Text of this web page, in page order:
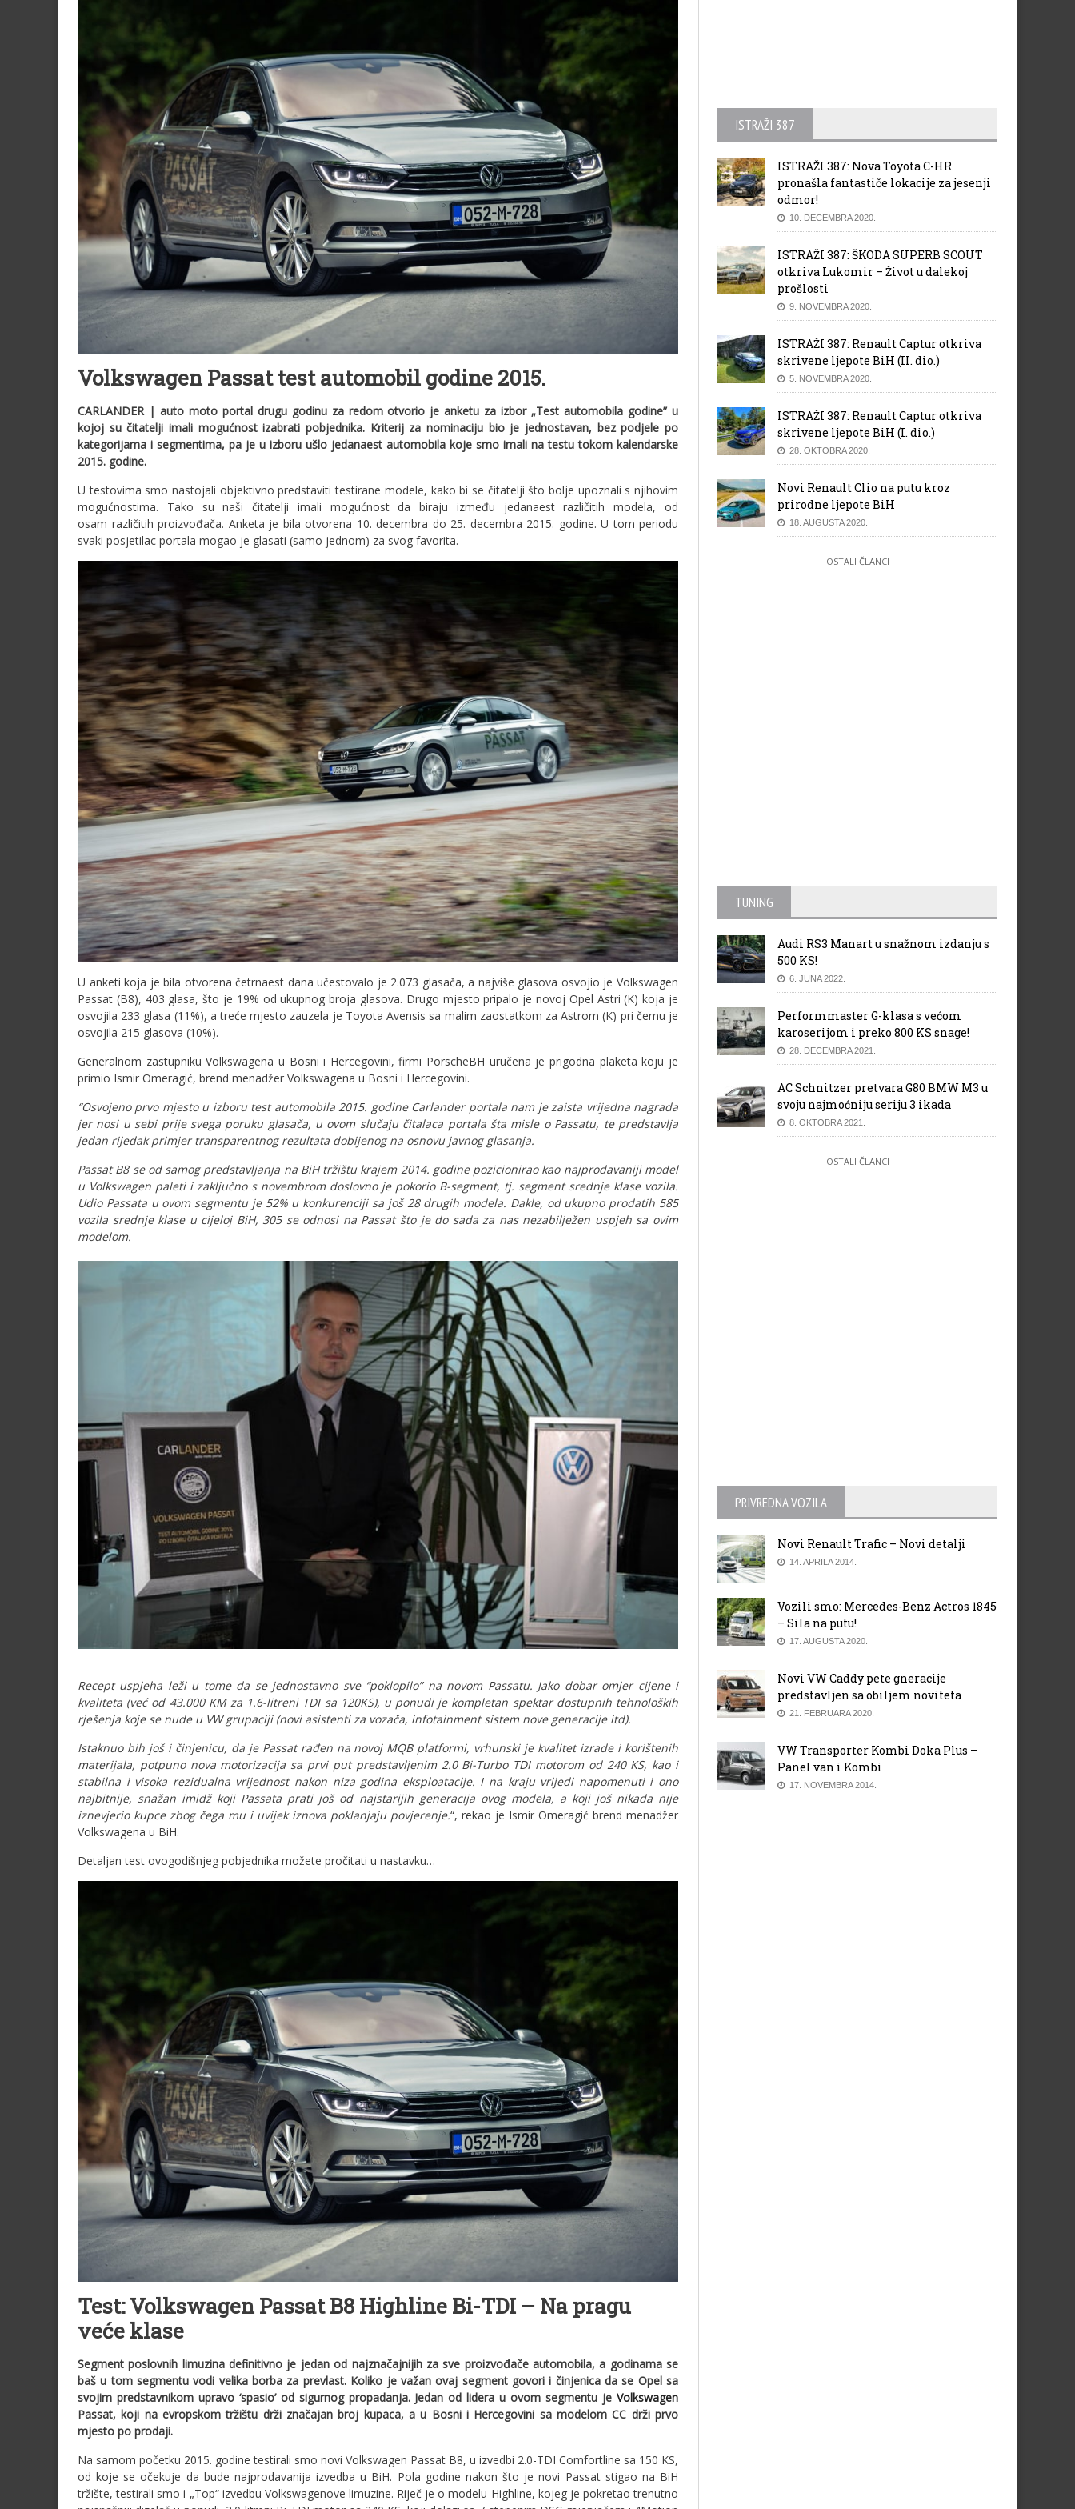
Volkswagen Passat test automobil godine 2015.
CARLANDER | auto moto portal drugu godinu za redom otvorio je anketu za izbor „Test automobila godine” u
kojoj su čitatelji imali mogućnost izabrati pobjednika. Kriterij za nominaciju bio je jednostavan, bez podjele po
kategorijama i segmentima, pa je u izboru ušlo jedanaest automobila koje smo imali na testu tokom kalendarske
2015. godine.
U testovima smo nastojali objektivno predstaviti testirane modele, kako bi se čitatelji što bolje upoznali s njihovim
mogućnostima. Tako su naši čitatelji imali mogućnost da biraju između jedanaest različitih modela, od
osam različitih proizvođača. Anketa je bila otvorena 10. decembra do 25. decembra 2015. godine. U tom periodu
svaki posjetilac portala mogao je glasati (samo jednom) za svog favorita.
U anketi koja je bila otvorena četrnaest dana učestovalo je 2.073 glasača, a najviše glasova osvojio je Volkswagen
Passat (B8), 403 glasa, što je 19% od ukupnog broja glasova. Drugo mjesto pripalo je novoj Opel Astri (K) koja je
osvojila 233 glasa (11%), a treće mjesto zauzela je Toyota Avensis sa malim zaostatkom za Astrom (K) pri čemu je
osvojila 215 glasova (10%).
Generalnom zastupniku Volkswagena u Bosni i Hercegovini, firmi PorscheBH uručena je prigodna plaketa koju je
primio Ismir Omeragić, brend menadžer Volkswagena u Bosni i Hercegovini.
“Osvojeno prvo mjesto u izboru test automobila 2015. godine Carlander portala nam je zaista vrijedna nagrada
jer nosi u sebi prije svega poruku glasača, u ovom slučaju čitalaca portala šta misle o Passatu, te predstavlja
jedan rijedak primjer transparentnog rezultata dobijenog na osnovu javnog glasanja.
Passat B8 se od samog predstavljanja na BiH tržištu krajem 2014. godine pozicionirao kao najprodavaniji model
u Volkswagen paleti i zaključno s novembrom doslovno je pokorio B-segment, tj. segment srednje klase vozila.
Udio Passata u ovom segmentu je 52% u konkurenciji sa još 28 drugih modela. Dakle, od ukupno prodatih 585
vozila srednje klase u cijeloj BiH, 305 se odnosi na Passat što je do sada za nas nezabilježen uspjeh sa ovim
modelom.
Recept uspjeha leži u tome da se jednostavno sve “poklopilo” na novom Passatu. Jako dobar omjer cijene i
kvaliteta (već od 43.000 KM za 1.6-litreni TDI sa 120KS), u ponudi je kompletan spektar dostupnih tehnoloških
rješenja koje se nude u VW grupaciji (novi asistenti za vozača, infotainment sistem nove generacije itd).
Istaknuo bih još i činjenicu, da je Passat rađen na novoj MQB platformi, vrhunski je kvalitet izrade i korištenih
materijala, potpuno nova motorizacija sa prvi put predstavljenim 2.0 Bi-Turbo TDI motorom od 240 KS, kao i
stabilna i visoka rezidualna vrijednost nakon niza godina eksploatacije. I na kraju vrijedi napomenuti i ono
najbitnije, snažan imidž koji Passata prati još od najstarijih generacija ovog modela, a koji još nikada nije
iznevjerio kupce zbog čega mu i uvijek iznova poklanjaju povjerenje.“, rekao je Ismir Omeragić brend menadžer
Volkswagena u BiH.
Detaljan test ovogodišnjeg pobjednika možete pročitati u nastavku…
Test: Volkswagen Passat B8 Highline Bi-TDI – Na pragu
veće klase
Segment poslovnih limuzina definitivno je jedan od najznačajnijih za sve proizvođače automobila, a godinama se
baš u tom segmentu vodi velika borba za prevlast. Koliko je važan ovaj segment govori i činjenica da se Opel sa
svojim predstavnikom upravo ‘spasio’ od sigurnog propadanja. Jedan od lidera u ovom segmentu je Volkswagen
Passat, koji na evropskom tržištu drži značajan broj kupaca, a u Bosni i Hercegovini sa modelom CC drži prvo
mjesto po prodaji.
Na samom početku 2015. godine testirali smo novi Volkswagen Passat B8, u izvedbi 2.0-TDI Comfortline sa 150 KS,
od koje se očekuje da bude najprodavanija izvedba u BiH. Pola godine nakon što je novi Passat stigao na BiH
tržište, testirali smo i „Top“ izvedbu Volkswagenove limuzine. Riječ je o modelu Highline, kojeg je pokretao trenutno
ISTRAŽI 387
ISTRAŽI 387: Nova Toyota C-HR
pronašla fantastiče lokacije za jesenji
odmor!
10. DECEMBRA 2020.
ISTRAŽI 387: ŠKODA SUPERB SCOUT
otkriva Lukomir – Život u dalekoj
prošlosti
9. NOVEMBRA 2020.
ISTRAŽI 387: Renault Captur otkriva
skrivene ljepote BiH (II. dio.)
5. NOVEMBRA 2020.
ISTRAŽI 387: Renault Captur otkriva
skrivene ljepote BiH (I. dio.)
28. OKTOBRA 2020.
Novi Renault Clio na putu kroz
prirodne ljepote BiH
18. AUGUSTA 2020.
OSTALI ČLANCI
TUNING
Audi RS3 Manart u snažnom izdanju s
500 KS!
6. JUNA 2022.
Performmaster G-klasa s većom
karoserijom i preko 800 KS snage!
28. DECEMBRA 2021.
AC Schnitzer pretvara G80 BMW M3 u
svoju najmoćniju seriju 3 ikada
8. OKTOBRA 2021.
OSTALI ČLANCI
PRIVREDNA VOZILA
Novi Renault Trafic – Novi detalji
14. APRILA 2014.
Vozili smo: Mercedes-Benz Actros 1845
– Sila na putu!
17. AUGUSTA 2020.
Novi VW Caddy pete gneracije
predstavljen sa obiljem noviteta
21. FEBRUARA 2020.
VW Transporter Kombi Doka Plus –
Panel van i Kombi
17. NOVEMBRA 2014.